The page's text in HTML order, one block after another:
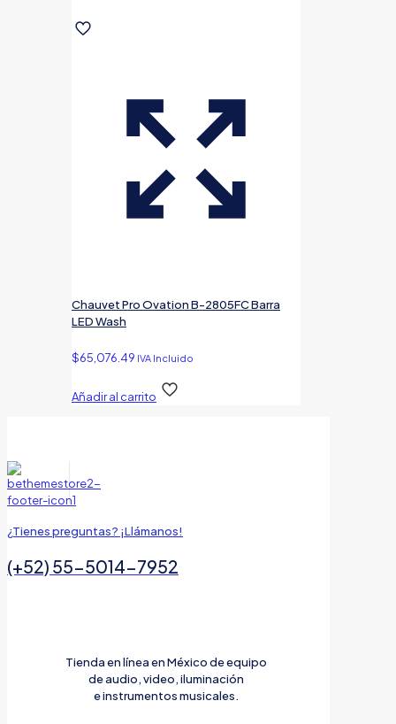
Chauvet Pro Ovation B-2805FC Barra
LED Wash
$65,076.49 IVA Incluido
Añadir al carrito
¿Tienes preguntas? ¡Llámanos!
(+52) 55-5014-7952
Tienda en línea en México de equipo
de audio, video, iluminación
e instrumentos musicales.